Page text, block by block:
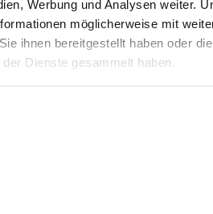
Werbung und Analysen weiter.
möglicherweise mit
ihnen bereitgestellt haben oder
Dienste gesammelt haben.
durch eine pädagogische
Koordinationskraft